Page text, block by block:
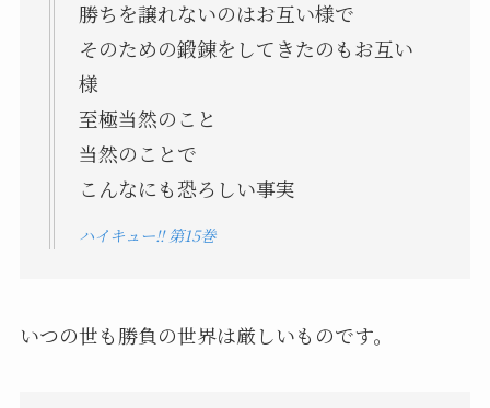
勝ちを譲れないのはお互い様で
そのための鍛錬をしてきたのもお互い
様
至極当然のこと
当然のことで
こんなにも恐ろしい事実
ハイキュー!! 第15巻
いつの世も勝負の世界は厳しいものです。